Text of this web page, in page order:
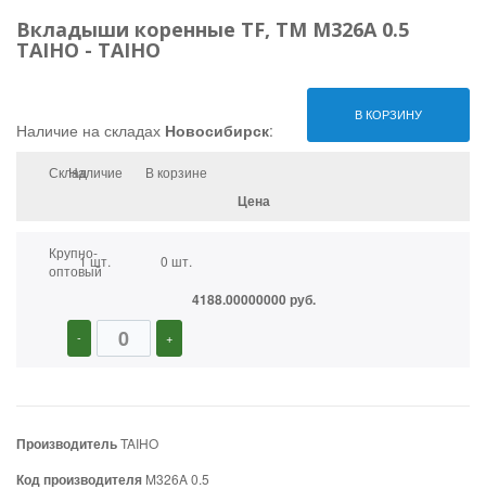
Вкладыши коренные TF, TM M326A 0.5
TAIHO - TAIHO
В КОРЗИНУ
Наличие на складах Новосибирск:
СкладНаличие В корзине
Цена
Крупно-
оптовый
1 шт. 0 шт.
4188.00000000 руб.
- +
ПроизводительTAIHO
Код производителя M326A 0.5